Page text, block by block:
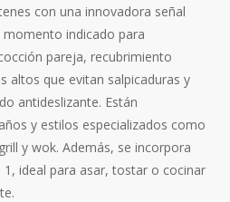
con una innovadora señal
indicado para
pareja, recubrimiento
altos que evitan salpicaduras y
antideslizante. Están
y estilos especializados como
y wok. Además, se incorpora
ideal para asar, tostar o cocinar